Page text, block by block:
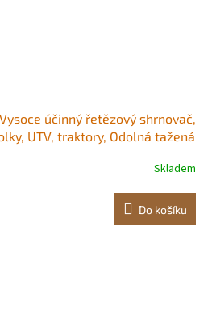
účinný řetězový shrnovač,
UTV, traktory, Odolná tažená
příjezdových cestách aSkladem
Do košíku